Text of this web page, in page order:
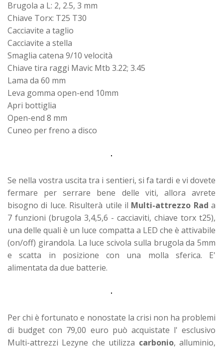
Brugola a L: 2, 2.5, 3 mm
Chiave Torx: T25 T30
Cacciavite a taglio
Cacciavite a stella
Smaglia catena 9/10 velocità
Chiave tira raggi Mavic Mtb 3.22; 3.45
Lama da 60 mm
Leva gomma open-end 10mm
Apri bottiglia
Open-end 8 mm
Cuneo per freno a disco
Se nella vostra uscita tra i sentieri, si fa tardi e vi dovete
fermare per serrare bene delle viti, allora avrete
bisogno di luce. Risulterà utile il Multi-attrezzo Rad a
7 funzioni (brugola 3,4,5,6 - cacciaviti, chiave torx t25),
una delle quali è un luce compatta a LED che è attivabile
(on/off) girandola. La luce scivola sulla brugola da 5mm
e scatta in posizione con una molla sferica. E'
alimentata da due batterie.
Per chi è fortunato e nonostate la crisi non ha problemi
di budget con 79,00 euro può acquistate l' esclusivo
Multi-attrezzi Lezyne che utilizza carbonio, alluminio,